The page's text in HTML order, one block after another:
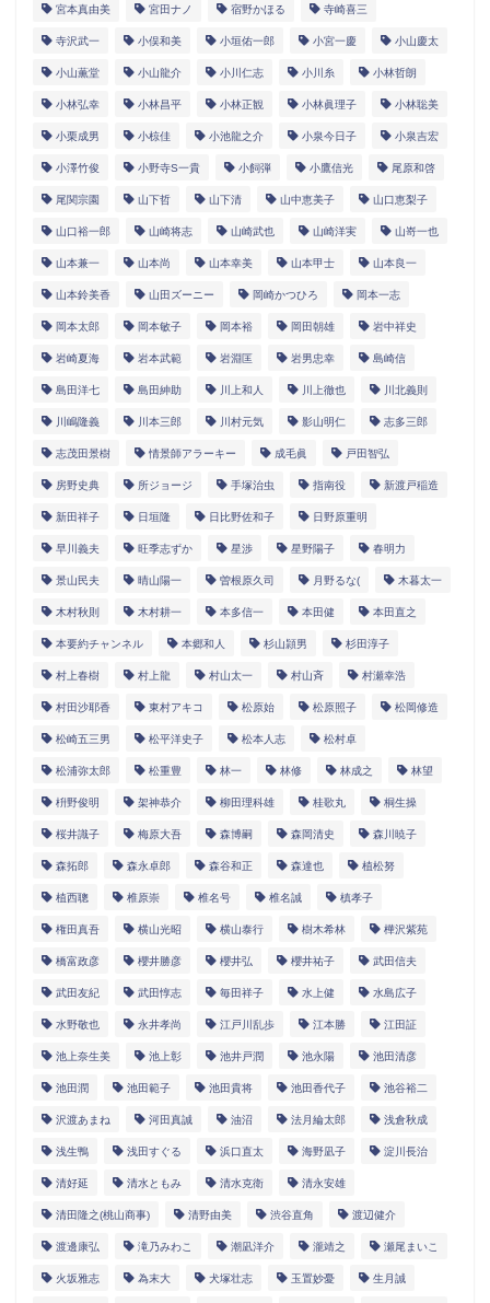
宮本真由美 宮田ナノ 宿野かほる 寺崎喜三
寺沢武一 小俣和美 小垣佑一郎 小宮一慶 小山慶太
小山薫堂 小山龍介 小川仁志 小川糸 小林哲朗
小林弘幸 小林昌平 小林正観 小林眞理子 小林聡美
小栗成男 小椋佳 小池龍之介 小泉今日子 小泉吉宏
小澤竹俊 小野寺S一貴 小飼弾 小鷹信光 尾原和啓
尾関宗園 山下哲 山下清 山中恵美子 山口恵梨子
山口裕一郎 山崎将志 山崎武也 山崎洋実 山嵜一也
山本兼一 山本尚 山本幸美 山本甲士 山本良一
山本鈴美香 山田ズーニー 岡崎かつひろ 岡本一志
岡本太郎 岡本敏子 岡本裕 岡田朝雄 岩中祥史
岩崎夏海 岩本武範 岩淵匡 岩男忠幸 島崎信
島田洋七 島田紳助 川上和人 川上徹也 川北義則
川嶋隆義 川本三郎 川村元気 影山明仁 志多三郎
志茂田景樹 情景師アラーキー 成毛眞 戸田智弘
房野史典 所ジョージ 手塚治虫 指南役 新渡戸稲造
新田祥子 日垣隆 日比野佐和子 日野原重明
早川義夫 旺季志ずか 星渉 星野陽子 春明力
景山民夫 晴山陽一 曽根原久司 月野るな( 木暮太一
木村秋則 木村耕一 本多信一 本田健 本田直之
本要約チャンネル 本郷和人 杉山頴男 杉田淳子
村上春樹 村上龍 村山太一 村山斉 村瀬幸浩
村田沙耶香 東村アキコ 松原始 松原照子 松岡修造
松崎五三男 松平洋史子 松本人志 松村卓
松浦弥太郎 松重豊 林一 林修 林成之 林望
枡野俊明 架神恭介 柳田理科雄 桂歌丸 桐生操
桜井識子 梅原大吾 森博嗣 森岡清史 森川暁子
森拓郎 森永卓郎 森谷和正 森達也 植松努
植西聰 椎原崇 椎名号 椎名誠 槙孝子
権田真吾 横山光昭 横山泰行 樹木希林 樺沢紫苑
橋富政彦 櫻井勝彦 櫻井弘 櫻井祐子 武田信夫
武田友紀 武田惇志 毎田祥子 水上健 水島広子
水野敬也 永井孝尚 江戸川乱歩 江本勝 江田証
池上奈生美 池上彰 池井戸潤 池永陽 池田清彦
池田潤 池田範子 池田貴将 池田香代子 池谷裕二
沢渡あまね 河田真誠 油沼 法月綸太郎 浅倉秋成
浅生鴨 浅田すぐる 浜口直太 海野凪子 淀川長治
清好延 清水ともみ 清水克衛 清永安雄
清田隆之(桃山商事) 清野由美 渋谷直角 渡辺健介
渡邊康弘 滝乃みわこ 潮凪洋介 瀧靖之 瀬尾まいこ
火坂雅志 為末大 犬塚壮志 玉置妙憂 生月誠